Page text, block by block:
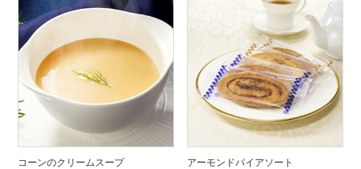
コーンのクリームスープ アーモンドパイアソート